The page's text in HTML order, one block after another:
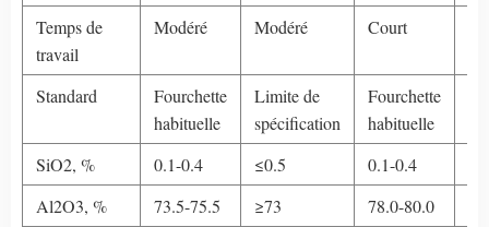
Temps de
travail
Modéré Modéré Court
Standard
Fourchette
habituelle
Limite de
spécification
Fourchette
habituelle
SiO2, %
0.1-0.4 ≤0.5 0.1-0.4
Al2O3, %
73.5-75.5 ≥73 78.0-80.0